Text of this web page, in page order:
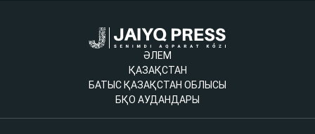
ӘЛЕМ
ҚАЗАҚСТАН
БАТЫС ҚАЗАҚСТАН ОБЛЫСЫ
БҚО АУДАНДАРЫ